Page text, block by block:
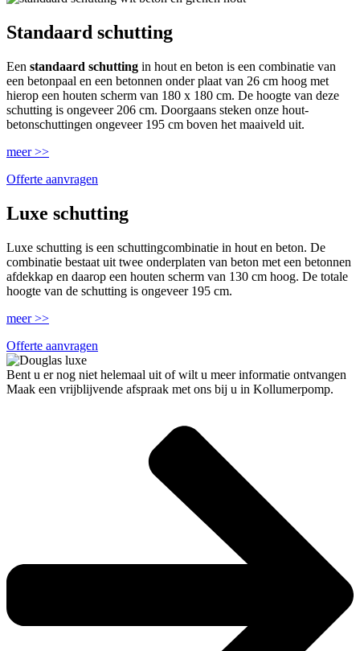
Standaard schutting
Een standaard schutting in hout en beton is een combinatie van
een betonpaal en een betonnen onder plaat van 26 cm hoog met
hierop een houten scherm van 180 x 180 cm. De hoogte van deze
schutting is ongeveer 206 cm. Doorgaans steken onze hout-
betonschuttingen ongeveer 195 cm boven het maaiveld uit.
meer >>
Offerte aanvragen
Luxe schutting
Luxe schutting is een schuttingcombinatie in hout en beton. De
combinatie bestaat uit twee onderplaten van beton met een betonnen
afdekkap en daarop een houten scherm van 130 cm hoog. De totale
hoogte van de schutting is ongeveer 195 cm.
meer >>
Offerte aanvragen
Bent u er nog niet helemaal uit of wilt u meer informatie ontvangen
Maak een vrijblijvende afspraak met ons bij u in Kollumerpomp.